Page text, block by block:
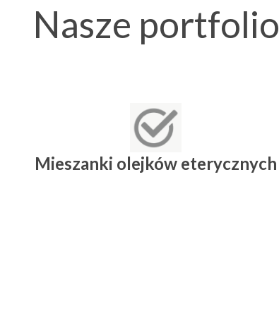
Nasze portfolio
Mieszanki olejków eterycznych